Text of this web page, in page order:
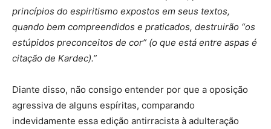
princípios do espiritismo expostos em seus textos,
quando bem compreendidos e praticados, destruirão “os
estúpidos preconceitos de cor” (o que está entre aspas é
citação de Kardec).”
Diante disso, não consigo entender por que a oposição
agressiva de alguns espíritas, comparando
indevidamente essa edição antirracista à adulteração